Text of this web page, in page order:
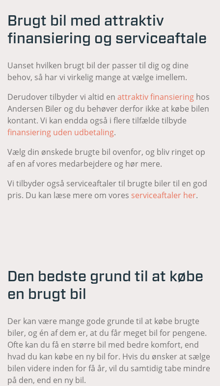
Brugt bil med attraktiv
finansiering og serviceaftale
Uanset hvilken brugt bil der passer til dig og dine
behov, så har vi virkelig mange at vælge imellem.
Derudover tilbyder vi altid en attraktiv finansiering hos
Andersen Biler og du behøver derfor ikke at købe bilen
kontant. Vi kan endda også i flere tilfælde tilbyde
finansiering uden udbetaling.
Vælg din ønskede brugte bil ovenfor, og bliv ringet op
af en af vores medarbejdere og hør mere.
Vi tilbyder også serviceaftaler til brugte biler til en god
pris. Du kan læse mere om vores serviceaftaler her.
Den bedste grund til at købe
en brugt bil
Der kan være mange gode grunde til at købe brugte
biler, og én af dem er, at du får meget bil for pengene.
Ofte kan du få en større bil med bedre komfort, end
hvad du kan købe en ny bil for. Hvis du ønsker at sælge
bilen videre inden for få år, vil du samtidig tabe mindre
på den, end en ny bil.